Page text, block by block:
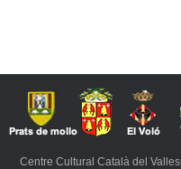
Centre Cultural Català del